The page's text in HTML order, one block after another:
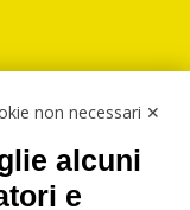
non necessari ✕
alcuni
e